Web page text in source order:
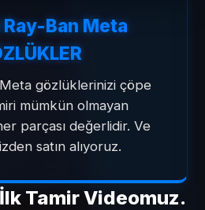
Ray-Ban Meta
Meta gözlüklerinizi çöpe
mümkün olmayan
parçası değerlidir. Ve
satın alıyoruz.
Tamir Videomuz.